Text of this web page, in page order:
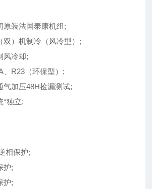
原装法国泰康机组;
双）机制冷（风冷型）;
风冷却;
、R23（环保型）;
气加压48H捡漏测试;
*独立;
相保护;
护;
护;